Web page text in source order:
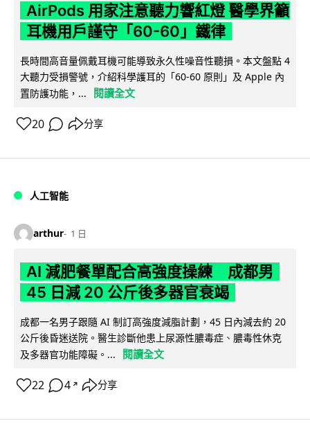
AirPods 用家注意聽力響紅燈 醫學界籲
耳機用戶謹守「60-60」鐵律
長時間高音量佩戴耳機可能導致永久性噪音性聽損。本文盤點 4
大聽力受損警號，介紹科學護耳的「60-60 原則」及 Apple 內
置防護功能，...
閱讀全文
20 分享
人工智能
arthur 1 日
AI 減肥餐單配合高強度操練 成都男
45 日減 20 公斤後多器官衰竭
成都一名男子跟隨 AI 制訂高強度減脂計劃，45 日內減去約 20
公斤後昏迷送院。醫生診斷他患上尿源性膿毒症、膿毒性休克
及多器官功能障礙。...
閱讀全文
22 4 ↗ 分享